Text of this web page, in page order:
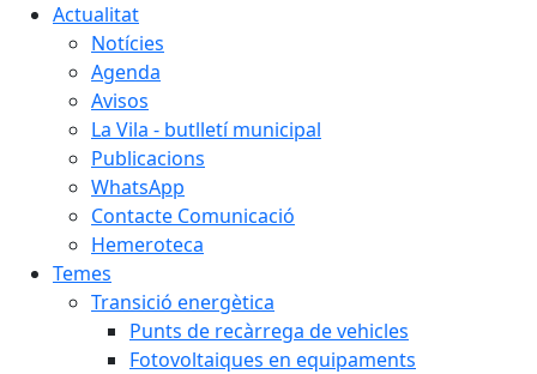
Actualitat
Notícies
Agenda
Avisos
La Vila - butlletí municipal
Publicacions
WhatsApp
Contacte Comunicació
Hemeroteca
Temes
Transició energètica
Punts de recàrrega de vehicles
Fotovoltaiques en equipaments